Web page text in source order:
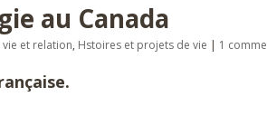
au Canada
vie et relation, Hstoires et projets de vie | 1